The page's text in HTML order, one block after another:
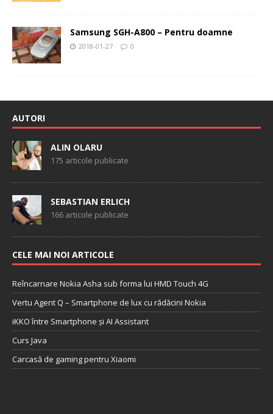
Samsung SGH-A800 – Pentru doamne
2018-01-27 0
AUTORI
ALIN OLARU
175 articole publicate
SEBASTIAN ERLICH
166 articole publicate
CELE MAI NOI ARTICOLE
Reîncarnare Nokia Asha sub forma lui HMD Touch 4G
Vertu Agent Q – Smartphone de lux cu rădăcini Nokia
iKKO între Smartphone și AI Assistant
Curs Java
Carcasă de gaming pentru Xiaomi